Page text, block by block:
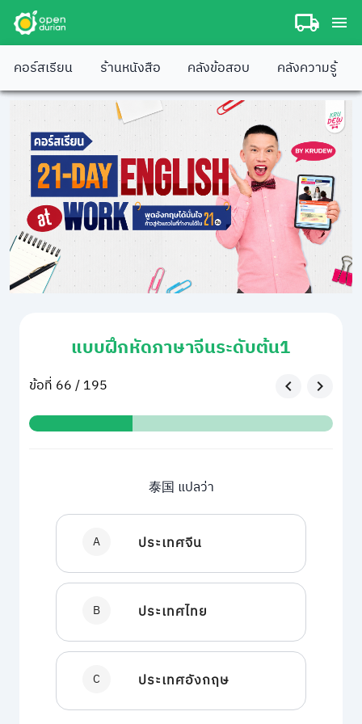
คอร์สเรียน ร้านหนังสือ คลังข้อสอบ คลังความรู้
แบบฝึกหัดภาษาจีนระดับต้น1
ข้อที่ 66 / 195
泰国 แปลว่า
A ประเทศจีน
B ประเทศไทย
C ประเทศอังกฤษ